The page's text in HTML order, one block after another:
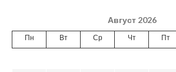
Август 2026
Пн Вт Ср Чт Пт